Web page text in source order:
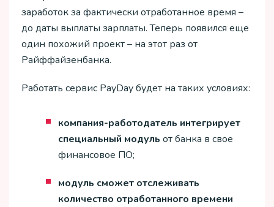
заработок за фактически отработанное время –
до даты выплаты зарплаты. Теперь появился еще
один похожий проект – на этот раз от
Райффайзенбанка.
Работать сервис PayDay будет на таких условиях:
компания-работодатель интегрирует
специальный модуль от банка в свое
финансовое ПО;
модуль сможет отслеживать
количество отработанного времени